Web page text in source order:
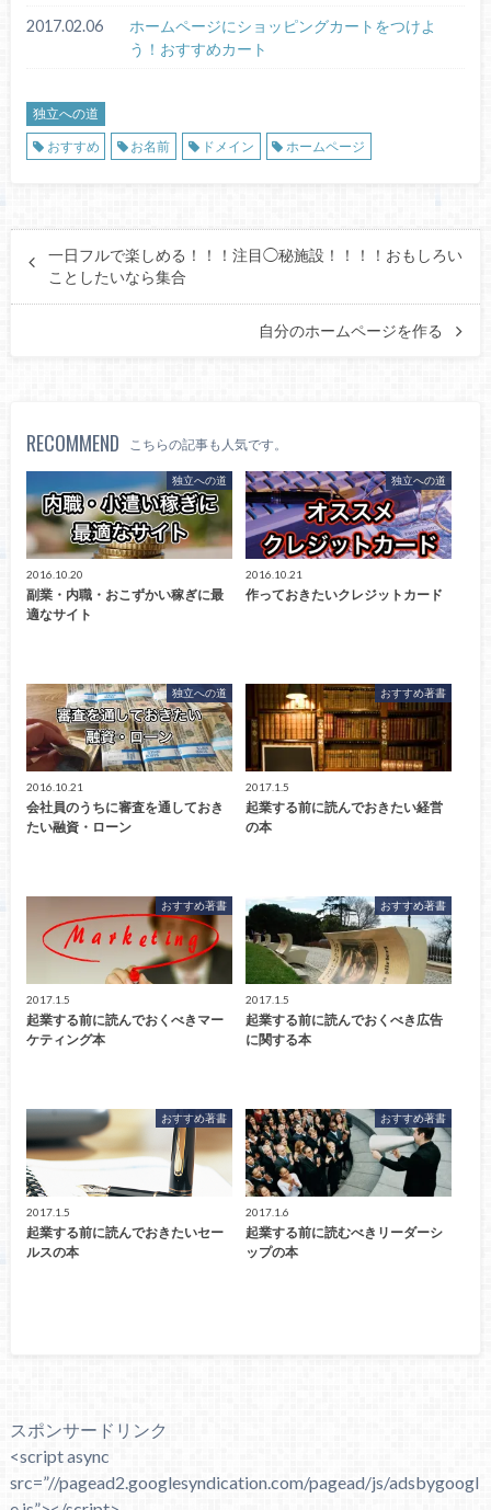
2017.02.06
ホームページにショッピングカートをつけよ
う！おすすめカート
独立への道
おすすめ
お名前 ドメイン ホームページ
一日フルで楽しめる！！！注目◯秘施設！！！！おもしろい
ことしたいなら集合
自分のホームページを作る
RECOMMEND こちらの記事も人気です。
独立への道
2016.10.20
副業・内職・おこずかい稼ぎに最
適なサイト
独立への道
2016.10.21
作っておきたいクレジットカード
独立への道
2016.10.21
会社員のうちに審査を通しておき
たい融資・ローン
おすすめ著書
2017.1.5
起業する前に読んでおきたい経営
の本
おすすめ著書
2017.1.5
起業する前に読んでおくべきマー
ケティング本
おすすめ著書
2017.1.5
起業する前に読んでおくべき広告
に関する本
おすすめ著書
2017.1.5
起業する前に読んでおきたいセー
ルスの本
おすすめ著書
2017.1.6
起業する前に読むべきリーダーシ
ップの本
スポンサードリンク
<script async
src=”//pagead2.googlesyndication.com/pagead/js/adsbygoogl